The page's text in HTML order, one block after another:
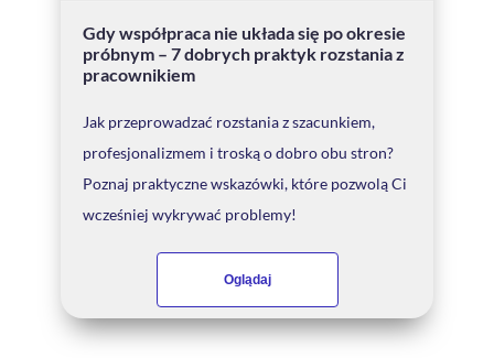
Gdy współpraca nie układa się po okresie
próbnym – 7 dobrych praktyk rozstania z
pracownikiem
Jak przeprowadzać rozstania z szacunkiem,
profesjonalizmem i troską o dobro obu stron?
Poznaj praktyczne wskazówki, które pozwolą Ci
wcześniej wykrywać problemy!
Oglądaj